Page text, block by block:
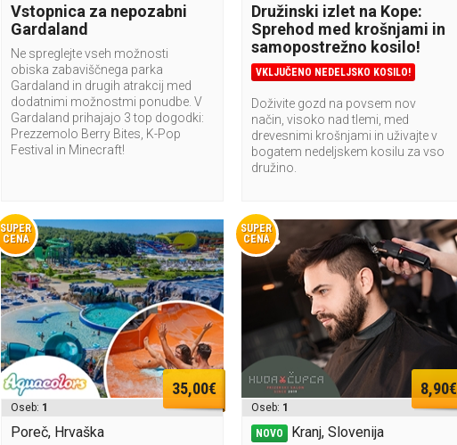
Vstopnica za nepozabni
Gardaland
Ne spreglejte vseh možnosti
obiska zabaviščnega parka
Gardaland in drugih atrakcij med
dodatnimi možnostmi ponudbe. V
Gardaland prihajajo 3 top dogodki:
Prezzemolo Berry Bites, K-Pop
Festival in Minecraft!
Družinski izlet na Kope:
Sprehod med krošnjami in
samopostrežno kosilo!
VKLJUČENO NEDELJSKO KOSILO!
Doživite gozd na povsem nov
način, visoko nad tlemi, med
drevesnimi krošnjami in uživajte v
bogatem nedeljskem kosilu za vso
družino.
SUPER
CENA
35,00€
Oseb: 1
Poreč, Hrvaška
SUPER
CENA
8,90€
Oseb: 1
NOVO Kranj, Slovenija